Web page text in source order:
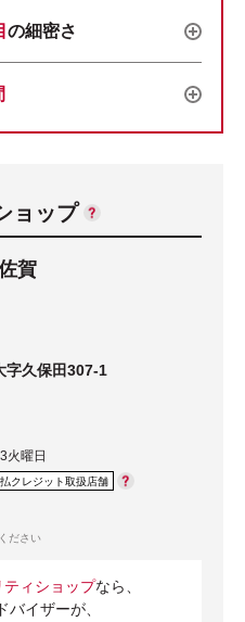
の細密さ
ョップ
賀
字久保田307-1
曜日
クレジット取扱店舗
ださい
ティショップなら、
バイザーが、